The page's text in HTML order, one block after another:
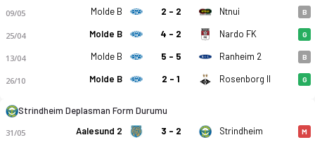
09/05 Molde B 2 - 2 Ntnui B
25/04 Molde B 4 - 2 Nardo FK G
13/04 Molde B 5 - 5 Ranheim 2 B
26/10 Molde B 2 - 1 Rosenborg II G
Strindheim Deplasman Form Durumu
31/05 Aalesund 2 3 - 2 Strindheim M